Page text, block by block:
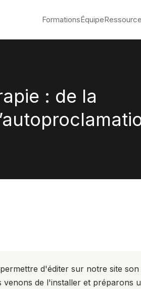
FormationsÉquipe
: de la
d'éditer sur notre site
venons de l'installer et préparons